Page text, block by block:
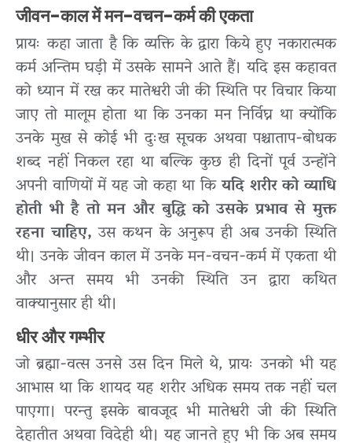
जीवन-काल में मन-वचन-कर्म की एकता
प्रायः कहा जाता है कि व्यक्ति के द्वारा किये हुए नकारात्मक
कर्म अन्तिम घड़ी में उसके सामने आते हैं। यदि इस कहावत
को ध्यान में रख कर मातेश्वरी जी की स्थिति पर विचार किया
जाए तो मालूम होता था कि उनका मन निर्विघ्न था क्योंकि
उनके मुख से कोई भी दुःख सूचक अथवा पश्चाताप-बोधक
शब्द नहीं निकल रहा था बल्कि कुछ ही दिनों पूर्व उन्होंने
अपनी वाणियों में यह जो कहा था कियदि शरीर को व्याधि
होती भी है तो मन और बुद्धि को उसके प्रभाव से मुक्त
रहना चाहिए, उस कथन के अनुरूप ही अब उनकी स्थिति
थी। उनके जीवन काल में उनके मन-वचन-कर्म में एकता थी
और अन्त समय भी उनकी स्थिति उन द्वारा कथित
वाक्यानुसार ही थी।
धीर और गम्भीर
जो ब्रह्मा-वत्स उनसे उस दिन मिले थे, प्रायः उनको भी यह
आभास था कि शायद यह शरीर अधिक समय तक नहीं चल
पाएगा। परन्तु इसके बावजूद भी मातेश्वरी जी की स्थिति
देहातीत अथवा विदेही थी। यह जानते हुए भी कि अब समय